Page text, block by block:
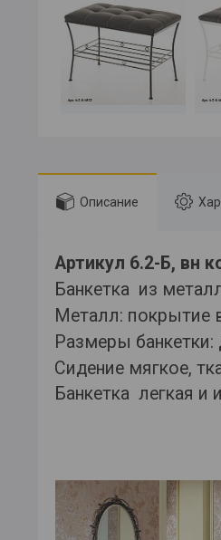
Описание
Артикул 6.2-Б, вн
Банкетка из
Металл: покрытие
Размеры
Сидение мягкое,
Банкетка легкая